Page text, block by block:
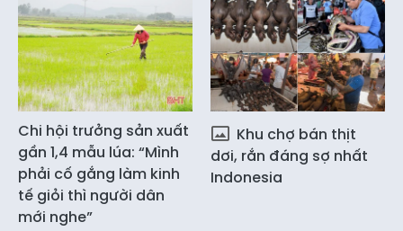
Chi hội trưởng sản xuất
gần 1,4 mẫu lúa: “Mình
phải cố gắng làm kinh
tế giỏi thì người dân
mới nghe”
Khu chợ bán thịt
dơi, rắn đáng sợ nhất
Indonesia